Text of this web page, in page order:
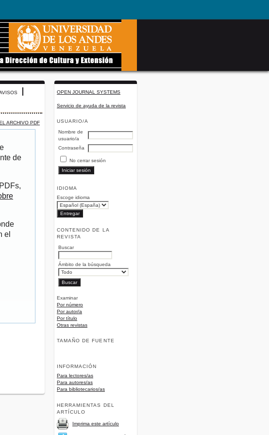
OPEN JOURNAL SYSTEMS
Servicio de ayuda de la revista
USUARIO/A
Nombre de
usuario/a
Contraseña
No cerrar sesión
IDIOMA
Escoge idioma
CONTENIDO DE LA
REVISTA
Buscar
Ámbito de la búsqueda
Examinar
Por número
Por autor/a
Por título
Otras revistas
TAMAÑO DE FUENTE
INFORMACIÓN
Para lectores/as
Para autores/as
Para bibliotecarios/as
HERRAMIENTAS DEL
ARTÍCULO
Imprima este artículo
ARCHIVO PDF
de
el